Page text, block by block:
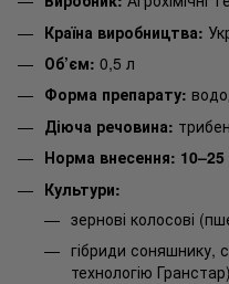
Країна виробництва:
Об’єм: 0,5 л
Форма препарату:
Діюча речовина:
Норма внесення: 10–25
Культури:
зернові колосові
гібриди соняшнику,
технологію Гранстар)